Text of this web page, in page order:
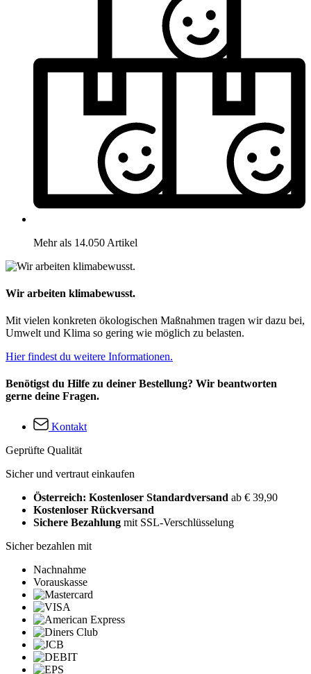
Mehr als 14.050 Artikel
Wir arbeiten klimabewusst.
Mit vielen konkreten ökologischen Maßnahmen tragen wir dazu bei,
Umwelt und Klima so gering wie möglich zu belasten.
Hier findest du weitere Informationen.
Benötigst du Hilfe zu deiner Bestellung? Wir beantworten
gerne deine Fragen.
Kontakt
Geprüfte Qualität
Sicher und vertraut einkaufen
Österreich: Kostenloser Standardversand ab € 39,90
Kostenloser Rückversand
Sichere Bezahlung mit SSL-Verschlüsselung
Sicher bezahlen mit
Nachnahme
Vorauskasse